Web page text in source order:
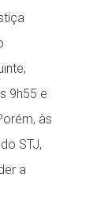
9h55 e
às
STJ,
a